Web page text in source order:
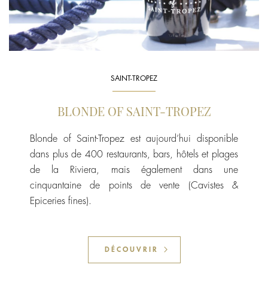
SAINT-TROPEZ
BLONDE OF SAINT-TROPEZ
Blonde of Saint-Tropez est aujourd’hui disponible
dans plus de 400 restaurants, bars, hôtels et plages
de la Riviera, mais également dans une
cinquantaine de points de vente (Cavistes &
Epiceries fines).
DÉCOUVRIR